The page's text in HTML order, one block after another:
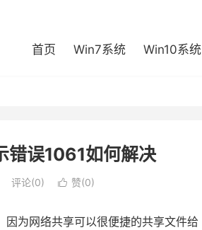
首页 Win7系统 Win10系统
错误1061如何解决
评论(0)  赞(0)
为网络共享可以很便捷的共享文件给